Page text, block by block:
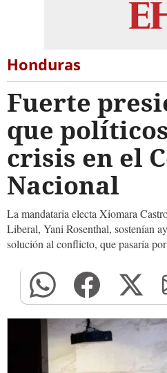
Honduras
Fuerte
que
crisis en el
Nacional
La mandataria electa Xiomara
Liberal, Yani Rosenthal, sostenían
solución al conflicto, que pasaría